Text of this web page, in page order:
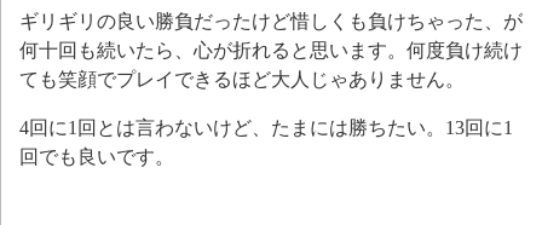
ギリギリの良い勝負だったけど惜しくも負けちゃった、が
何十回も続いたら、心が折れると思います。何度負け続け
ても笑顔でプレイできるほど大人じゃありません。
4回に1回とは言わないけど、たまには勝ちたい。13回に1
回でも良いです。